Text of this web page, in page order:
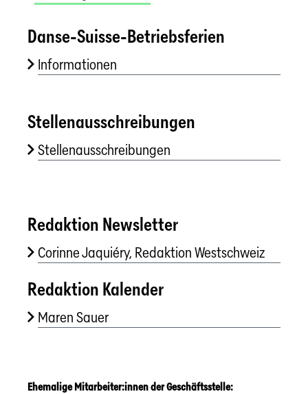
Danse-Suisse-Betriebsferien
Informationen
Stellenausschreibungen
Stellenausschreibungen
Redaktion Newsletter
Corinne Jaquiéry, Redaktion Westschweiz
Redaktion Kalender
Maren Sauer
Ehemalige Mitarbeiter:innen der Geschäftsstelle: